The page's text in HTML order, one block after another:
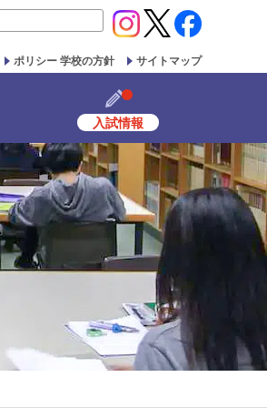
ポリシー 学校の方針 サイトマップ
入試情報